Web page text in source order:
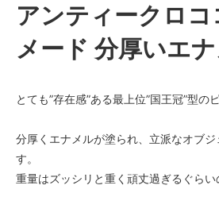
アンティークロコ
メード 分厚いエ
とても”存在感”ある最上位”国王冠”型の
分厚くエナメルが塗られ、立派なオブ
す。
重量はズッシリと重く頑丈過ぎるぐらい